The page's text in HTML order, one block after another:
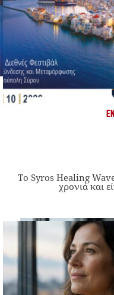
Το Syros Healing
χρονιά και